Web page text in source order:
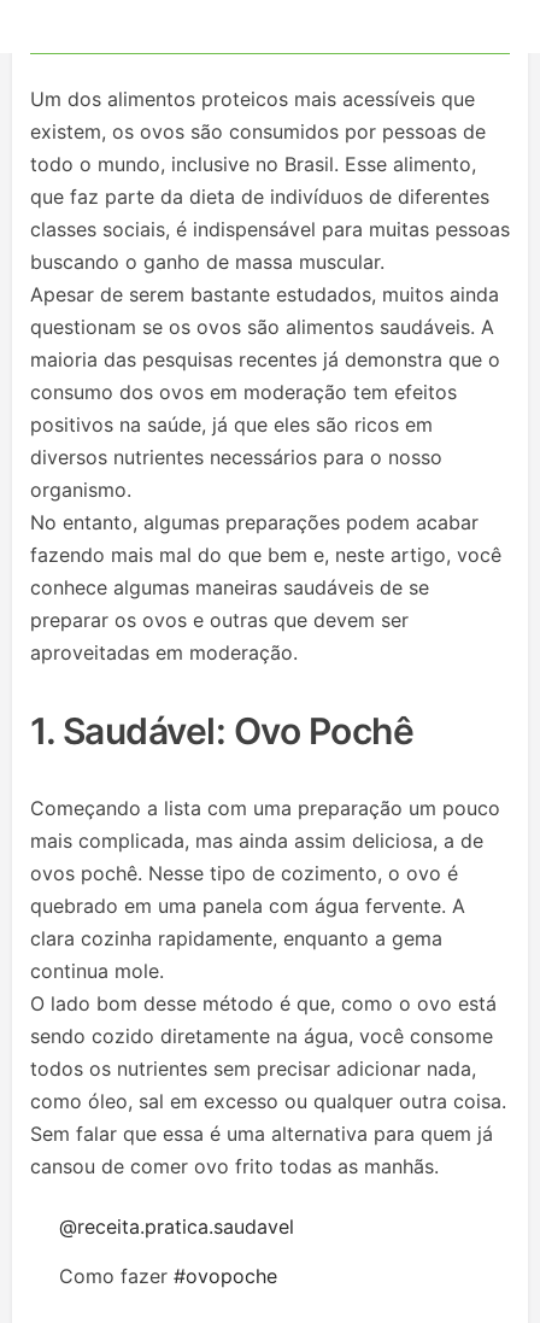
Um dos alimentos proteicos mais acessíveis que
existem, os ovos são consumidos por pessoas de
todo o mundo, inclusive no Brasil. Esse alimento,
que faz parte da dieta de indivíduos de diferentes
classes sociais, é indispensável para muitas pessoas
buscando o ganho de massa muscular.
Apesar de serem bastante estudados, muitos ainda
questionam se os ovos são alimentos saudáveis. A
maioria das pesquisas recentes já demonstra que o
consumo dos ovos em moderação tem efeitos
positivos na saúde, já que eles são ricos em
diversos nutrientes necessários para o nosso
organismo.
No entanto, algumas preparações podem acabar
fazendo mais mal do que bem e, neste artigo, você
conhece algumas maneiras saudáveis de se
preparar os ovos e outras que devem ser
aproveitadas em moderação.
1. Saudável: Ovo Pochê
Começando a lista com uma preparação um pouco
mais complicada, mas ainda assim deliciosa, a de
ovos pochê. Nesse tipo de cozimento, o ovo é
quebrado em uma panela com água fervente. A
clara cozinha rapidamente, enquanto a gema
continua mole.
O lado bom desse método é que, como o ovo está
sendo cozido diretamente na água, você consome
todos os nutrientes sem precisar adicionar nada,
como óleo, sal em excesso ou qualquer outra coisa.
Sem falar que essa é uma alternativa para quem já
cansou de comer ovo frito todas as manhãs.
@receita.pratica.saudavel
Como fazer #ovopoche